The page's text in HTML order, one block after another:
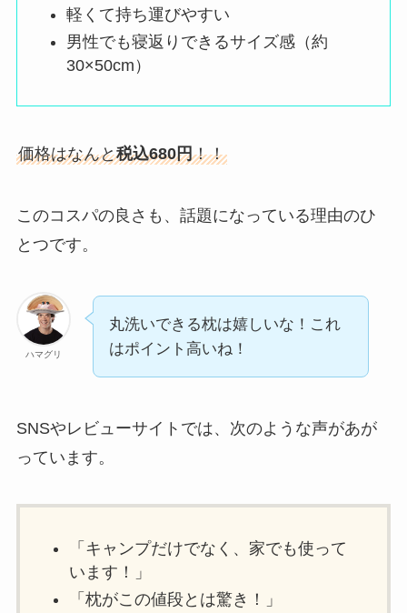
軽くて持ち運びやすい
男性でも寝返りできるサイズ感（約
30×50cm）
価格はなんと税込680円！！
このコスパの良さも、話題になっている理由のひ
とつです。
ハマグリ
丸洗いできる枕は嬉しいな！これ
はポイント高いね！
SNSやレビューサイトでは、次のような声があが
っています。
「キャンプだけでなく、家でも使って
います！」
「枕がこの値段とは驚き！」